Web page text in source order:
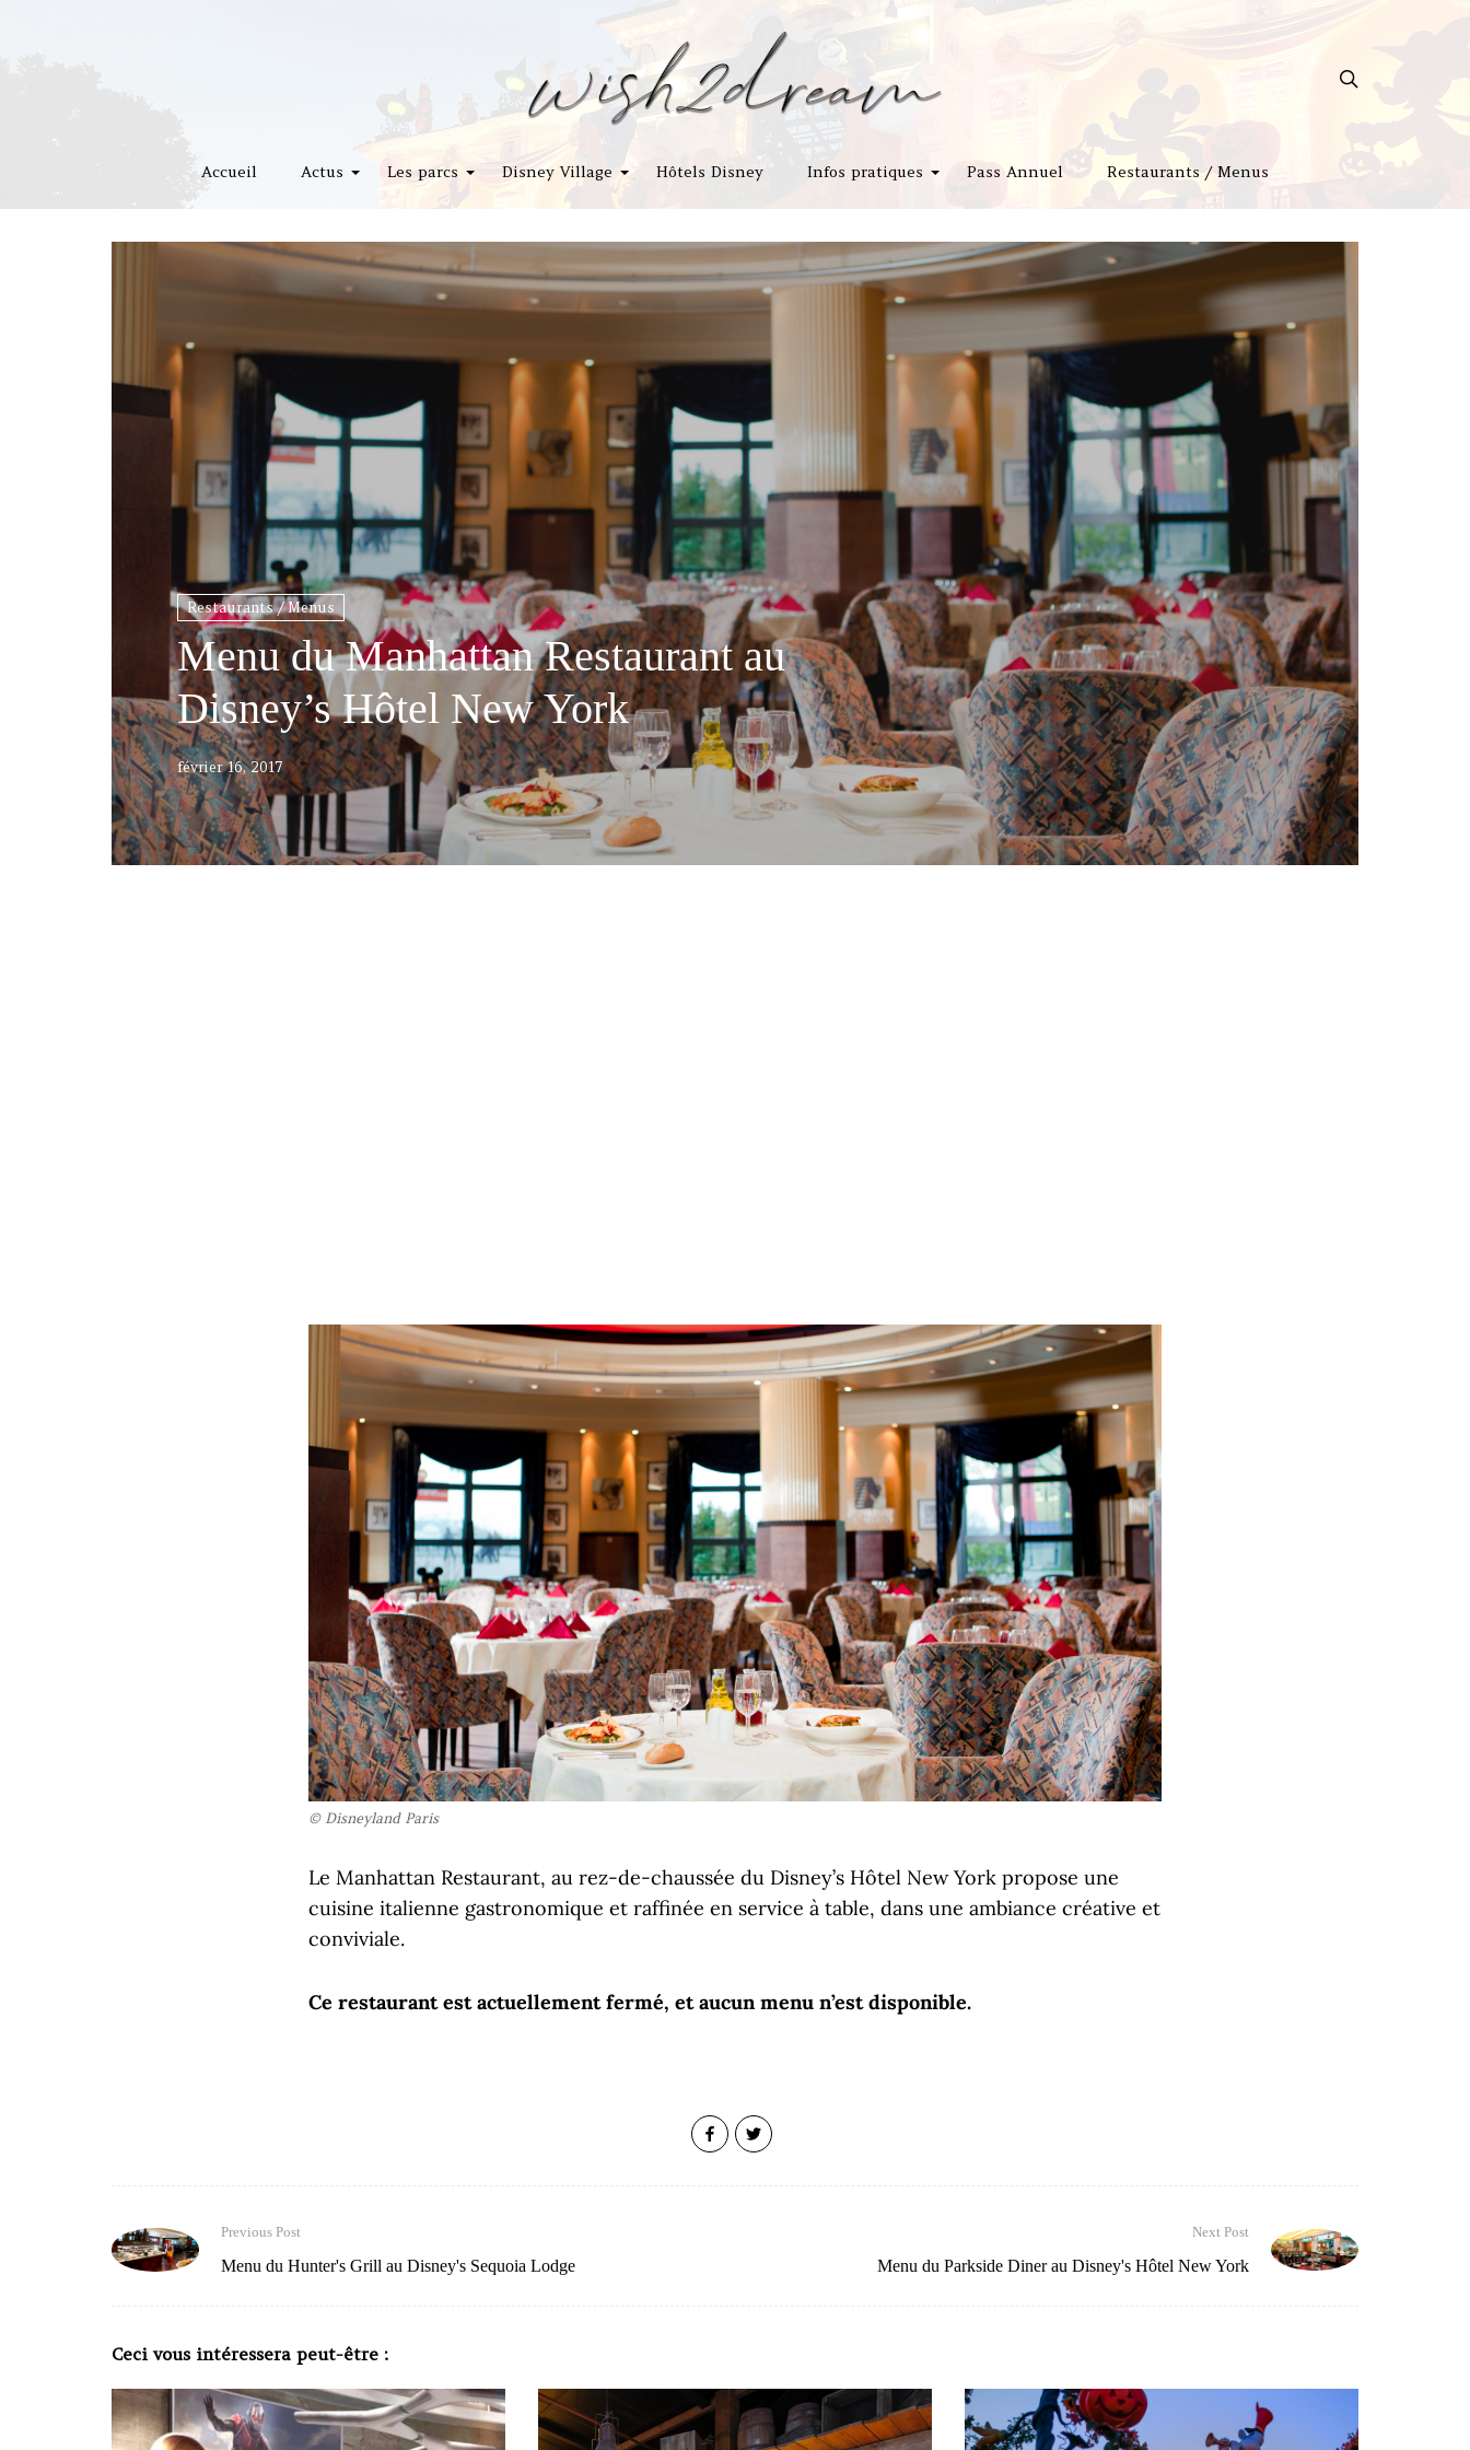
Accueil Actus Les parcs Disney Village Hôtels Disney Infos pratiques Pass Annuel Restaurants / Menus
Restaurants / Menus
Menu du Manhattan Restaurant au
Disney’s Hôtel New York
février 16, 2017
© Disneyland Paris
Le Manhattan Restaurant, au rez-de-chaussée du Disney’s Hôtel New York propose une
cuisine italienne gastronomique et raffinée en service à table, dans une ambiance créative et
conviviale.
Ce restaurant est actuellement fermé, et aucun menu n’est disponible.
Previous Post
Menu du Hunter's Grill au Disney's Sequoia Lodge
Next Post
Menu du Parkside Diner au Disney's Hôtel New York
Ceci vous intéressera peut-être :